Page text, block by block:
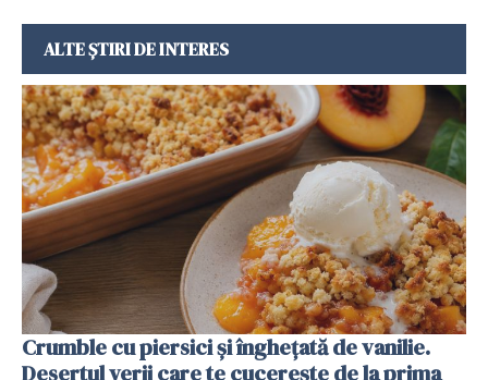
ALTE ȘTIRI DE INTERES
Crumble cu piersici și înghețată de vanilie.
Desertul verii care te cucerește de la prima